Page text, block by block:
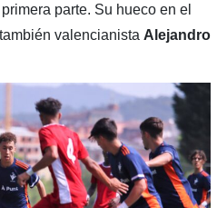
parte. Su hueco en el
valencianista Alejandro